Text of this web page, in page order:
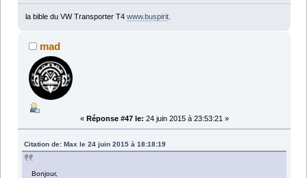
la bible du VW Transporter T4 www.buspirit.
mad
« Réponse #47 le: 24 juin 2015 à 23:53:21 »
Citation de: Max le 24 juin 2015 à 18:18:19
Bonjour,